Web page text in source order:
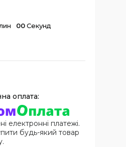
00 Секунд
електронні платежі.
будь-який товар